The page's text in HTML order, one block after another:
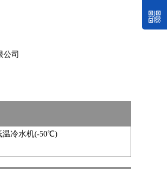
公司
温冷水机(-50℃)